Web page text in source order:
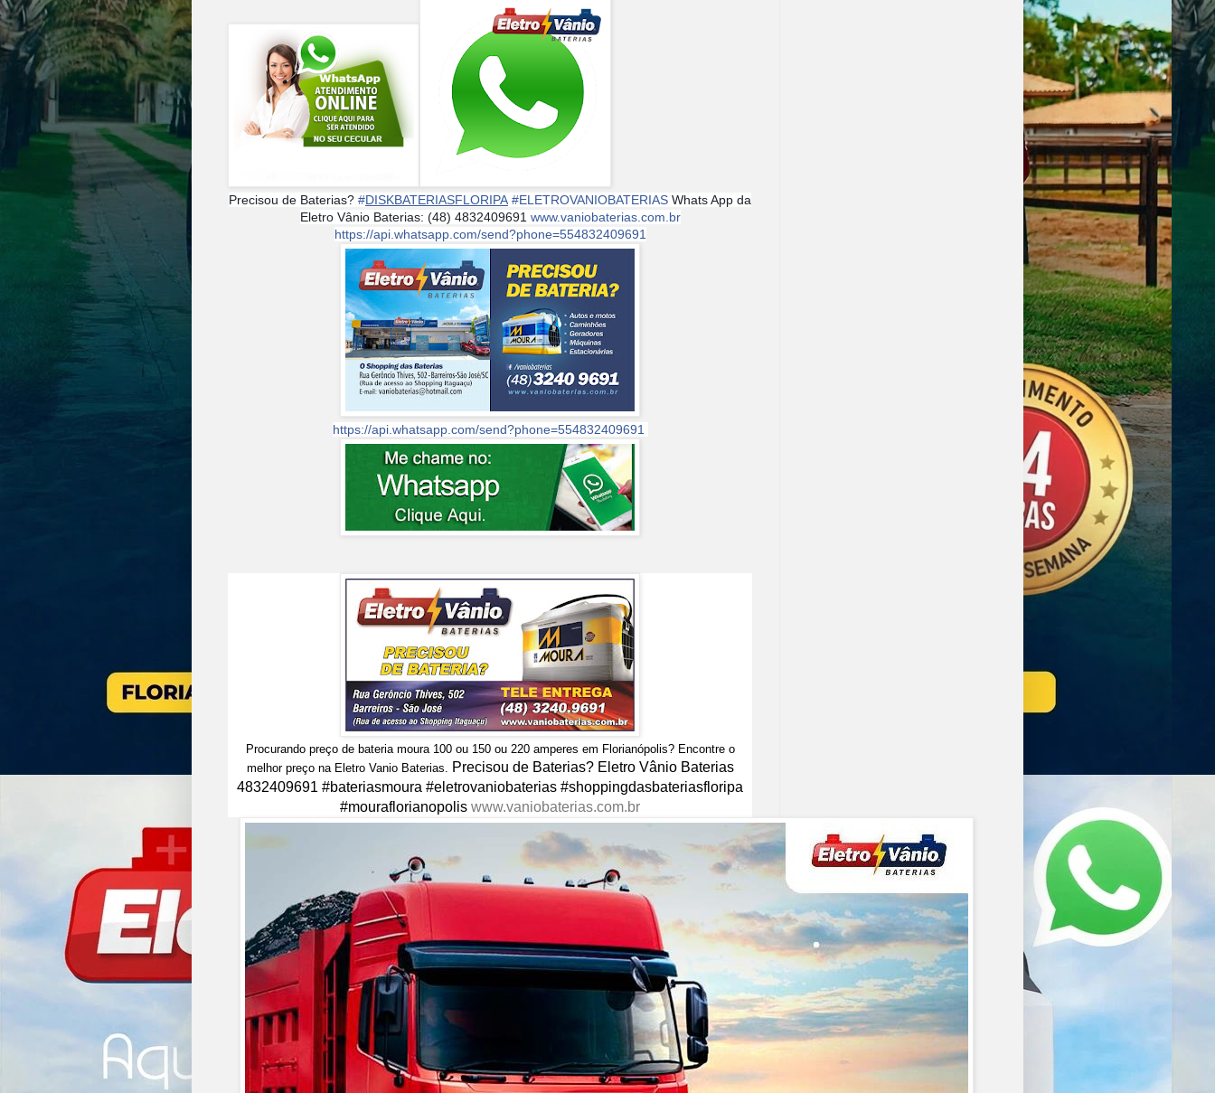
Precisou de Baterias? #DISKBATERIASFLORIPA #ELETROVANIOBATERIAS Whats App da
Eletro Vânio Baterias: (48) 4832409691 www.vaniobaterias.com.br
https://api.whatsapp.com/send?phone=554832409691
https://api.whatsapp.com/send?phone=554832409691
Procurando preço de bateria moura 100 ou 150 ou 220 amperes em Florianópolis? Encontre o
melhor preço na Eletro Vanio Baterias.
Precisou de Baterias? Eletro Vânio Baterias
4832409691 #bateriasmoura #eletrovaniobaterias #shoppingdasbateriasfloripa
#mouraflorianopolis www.vaniobaterias.com.br